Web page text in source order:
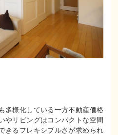
多様化している一方不動産価格
やリビングはコンパクトな空間
きるフレキシブルさが求められ